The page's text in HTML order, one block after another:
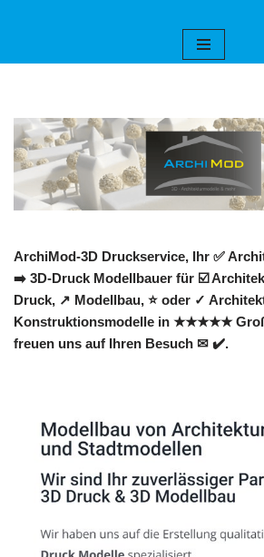
ArchiMod-3D Druckservice, Ihr ✅
➡️ 3D-Druck Modellbauer für ☑️
Druck, ↗️ Modellbau, ⭐ oder ✓
Konstruktionsmodelle in ★★★★★
freuen uns auf Ihren Besuch ✉ ✔️.